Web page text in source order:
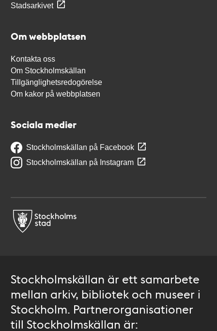
Stadsarkivet
Om webbplatsen
Kontakta oss
Om Stockholmskällan
Tillgänglighetsredogörelse
Om kakor på webbplatsen
Sociala medier
Stockholmskällan på Facebook
Stockholmskällan på Instagram
Stockholmskällan är ett samarbete
mellan arkiv, bibliotek och museer i
Stockholm. Partnerorganisationer
till Stockholmskällan är: